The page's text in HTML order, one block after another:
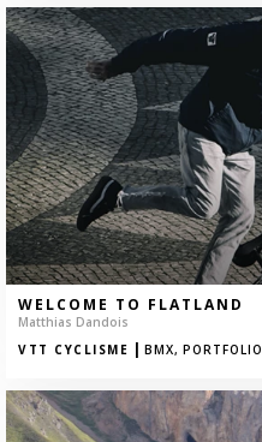
WELCOME TO FLATLAND
Matthias Dandois
VTT CYCLISME | BMX, PORTFOLIO